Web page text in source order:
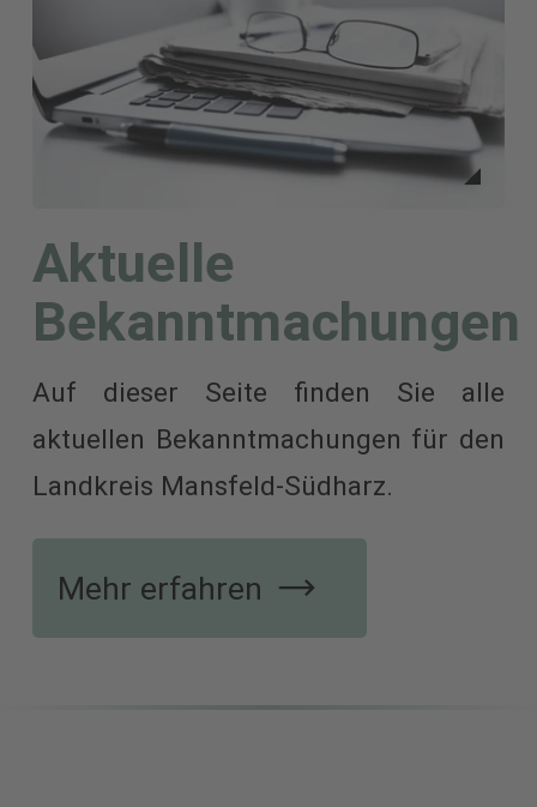
Aktuelle
Bekanntmachungen
Auf dieser Seite finden Sie alle
aktuellen Bekanntmachungen für den
Landkreis Mansfeld-Südharz.
Mehr erfahrenweitere
mehr zum
weitere